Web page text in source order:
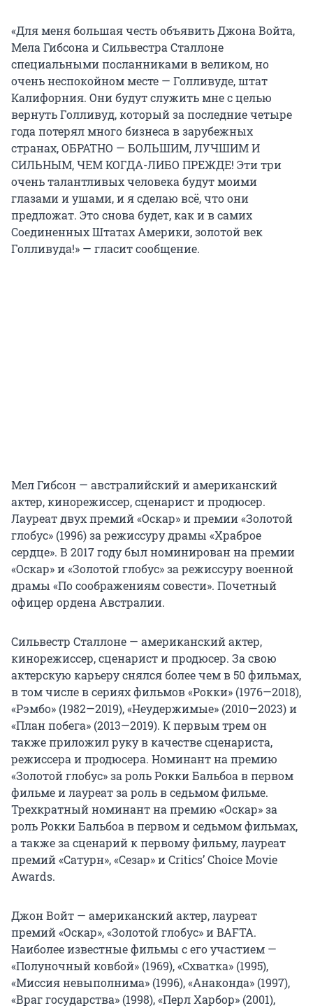
«Для меня большая честь объявить Джона Войта,
Мела Гибсона и Сильвестра Сталлоне
специальными посланниками в великом, но
очень неспокойном месте — Голливуде, штат
Калифорния. Они будут служить мне с целью
вернуть Голливуд, который за последние четыре
года потерял много бизнеса в зарубежных
странах, ОБРАТНО — БОЛЬШИМ, ЛУЧШИМ И
СИЛЬНЫМ, ЧЕМ КОГДА-ЛИБО ПРЕЖДЕ! Эти три
очень талантливых человека будут моими
глазами и ушами, и я сделаю всё, что они
предложат. Это снова будет, как и в самих
Соединенных Штатах Америки, золотой век
Голливуда!» — гласит сообщение.
Мел Гибсон — австралийский и американский
актер, кинорежиссер, сценарист и продюсер.
Лауреат двух премий «Оскар» и премии «Золотой
глобус» (1996) за режиссуру драмы «Храброе
сердце». В 2017 году был номинирован на премии
«Оскар» и «Золотой глобус» за режиссуру военной
драмы «По соображениям совести». Почетный
офицер ордена Австралии.
Сильвестр Сталлоне — американский актер,
кинорежиссер, сценарист и продюсер. За свою
актерскую карьеру снялся более чем в 50 фильмах,
в том числе в сериях фильмов «Рокки» (1976—2018),
«Рэмбо» (1982—2019), «Неудержимые» (2010—2023) и
«План побега» (2013—2019). К первым трем он
также приложил руку в качестве сценариста,
режиссера и продюсера. Номинант на премию
«Золотой глобус» за роль Рокки Бальбоа в первом
фильме и лауреат за роль в седьмом фильме.
Трехкратный номинант на премию «Оскар» за
роль Рокки Бальбоа в первом и седьмом фильмах,
а также за сценарий к первому фильму, лауреат
премий «Сатурн», «Сезар» и Critics’ Choice Movie
Awards.
Джон Войт — американский актер, лауреат
премий «Оскар», «Золотой глобус» и BAFTA.
Наиболее известные фильмы с его участием —
«Полуночный ковбой» (1969), «Схватка» (1995),
«Миссия невыполнима» (1996), «Анаконда» (1997),
«Враг государства» (1998), «Перл Харбор» (2001),